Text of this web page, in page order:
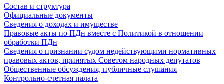
Состав и структура
Официальные документы
Сведения о доходах и имуществе
Правовые акты по ПДн вместе с Политикой в отношении
обработки ПДн
Сведения о признании судом недействующими нормативных
правовых актов, принятых Советом народных депутатов
Общественные обсуждения, публичные слушания
Контрольно-счетная палата